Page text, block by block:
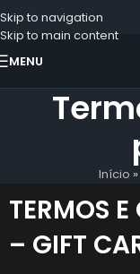
Skip to navigation
Skip to main content
MENU
Início »
TERMOS
– GIFT